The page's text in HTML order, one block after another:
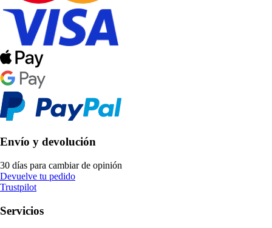
Envío y devolución
30 días para cambiar de opinión
Devuelve tu pedido
Trustpilot
Servicios